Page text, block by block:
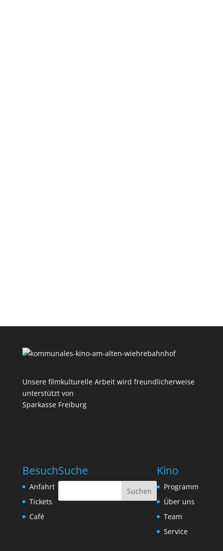
Unsere filmkulturelle Arbeit wird freundlicherweise
unterstützt von
Sparkasse Freiburg
Besuch
Anfahrt
Tickets
Café
Suche Kino
Programm
Über uns
Team
Service